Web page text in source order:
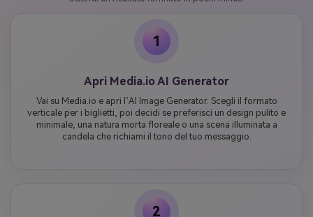
1
Apri Media.io AI Generator
Vai su Media.io e apri l’AI Image Generator. Scegli il formato
verticale per i biglietti, poi decidi se preferisci un design pulito e
minimale, una natura morta floreale o una scena illuminata a
candela che richiami il tono del tuo messaggio.
2